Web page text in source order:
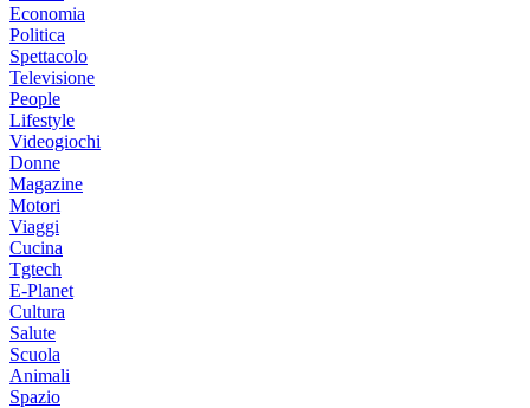
Economia
Politica
Spettacolo
Televisione
People
Lifestyle
Videogiochi
Donne
Magazine
Motori
Viaggi
Cucina
Tgtech
E-Planet
Cultura
Salute
Scuola
Animali
Spazio